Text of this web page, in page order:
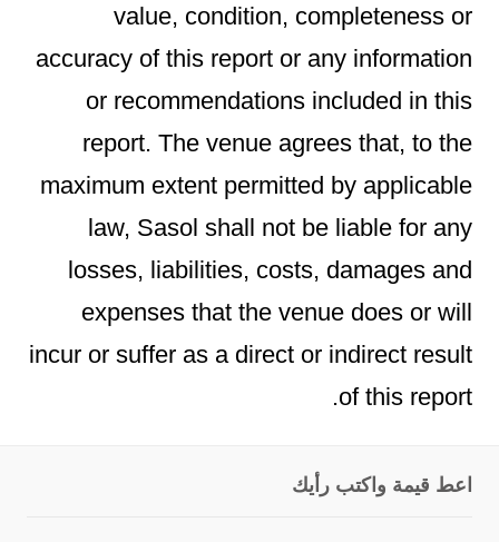
value, condition, completeness or
accuracy of this report or any information
or recommendations included in this
report. The venue agrees that, to the
maximum extent permitted by applicable
law, Sasol shall not be liable for any
losses, liabilities, costs, damages and
expenses that the venue does or will
incur or suffer as a direct or indirect result
of this report.
اعط قيمة واكتب رأيك